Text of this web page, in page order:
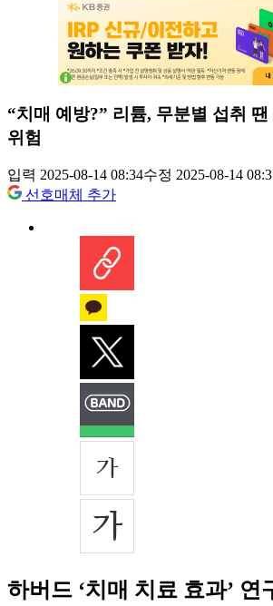
“치매 예방?” 리튬, 무분별 섭취 땐
위험
입력 2025-08-14 08:34수정 2025-08-14
선호매체 추가
하버드 ‘치매 치료 효과’ 연